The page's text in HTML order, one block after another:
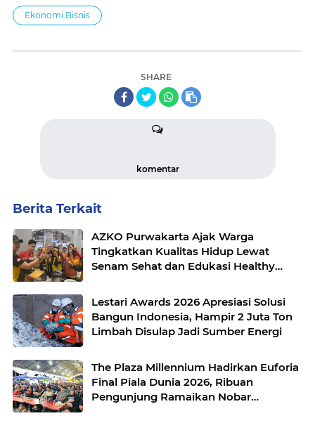
Ekonomi Bisnis
SHARE
komentar
Berita Terkait
AZKO Purwakarta Ajak Warga
Tingkatkan Kualitas Hidup Lewat
Senam Sehat dan Edukasi Healthy
Lestari Awards 2026 Apresiasi Solusi
Bangun Indonesia, Hampir 2 Juta Ton
Limbah Disulap Jadi Sumber Energi
The Plaza Millennium Hadirkan Euforia
Final Piala Dunia 2026, Ribuan
Pengunjung Ramaikan Nobar